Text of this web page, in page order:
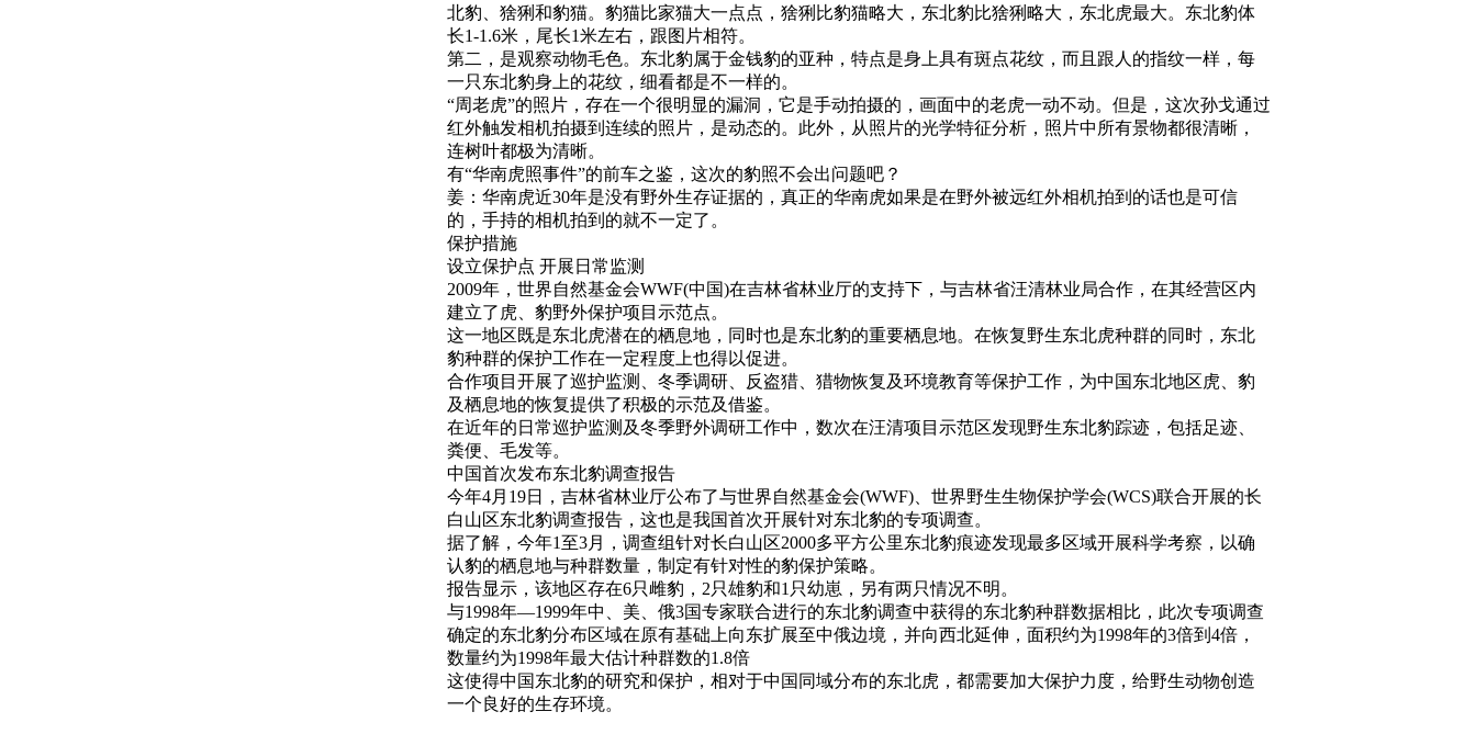
北豹、猞猁和豹猫。豹猫比家猫大一点点，猞猁比豹猫略大，东北豹比猞猁略大，东北虎最大。东北豹体
长1-1.6米，尾长1米左右，跟图片相符。
第二，是观察动物毛色。东北豹属于金钱豹的亚种，特点是身上具有斑点花纹，而且跟人的指纹一样，每
一只东北豹身上的花纹，细看都是不一样的。
“周老虎”的照片，存在一个很明显的漏洞，它是手动拍摄的，画面中的老虎一动不动。但是，这次孙戈通过
红外触发相机拍摄到连续的照片，是动态的。此外，从照片的光学特征分析，照片中所有景物都很清晰，
连树叶都极为清晰。
有“华南虎照事件”的前车之鉴，这次的豹照不会出问题吧？
姜：华南虎近30年是没有野外生存证据的，真正的华南虎如果是在野外被远红外相机拍到的话也是可信
的，手持的相机拍到的就不一定了。
保护措施
设立保护点 开展日常监测
2009年，世界自然基金会WWF(中国)在吉林省林业厅的支持下，与吉林省汪清林业局合作，在其经营区内
建立了虎、豹野外保护项目示范点。
这一地区既是东北虎潜在的栖息地，同时也是东北豹的重要栖息地。在恢复野生东北虎种群的同时，东北
豹种群的保护工作在一定程度上也得以促进。
合作项目开展了巡护监测、冬季调研、反盗猎、猎物恢复及环境教育等保护工作，为中国东北地区虎、豹
及栖息地的恢复提供了积极的示范及借鉴。
在近年的日常巡护监测及冬季野外调研工作中，数次在汪清项目示范区发现野生东北豹踪迹，包括足迹、
粪便、毛发等。
中国首次发布东北豹调查报告
今年4月19日，吉林省林业厅公布了与世界自然基金会(WWF)、世界野生生物保护学会(WCS)联合开展的长
白山区东北豹调查报告，这也是我国首次开展针对东北豹的专项调查。
据了解，今年1至3月，调查组针对长白山区2000多平方公里东北豹痕迹发现最多区域开展科学考察，以确
认豹的栖息地与种群数量，制定有针对性的豹保护策略。
报告显示，该地区存在6只雌豹，2只雄豹和1只幼崽，另有两只情况不明。
与1998年—1999年中、美、俄3国专家联合进行的东北豹调查中获得的东北豹种群数据相比，此次专项调查
确定的东北豹分布区域在原有基础上向东扩展至中俄边境，并向西北延伸，面积约为1998年的3倍到4倍，
数量约为1998年最大估计种群数的1.8倍
这使得中国东北豹的研究和保护，相对于中国同域分布的东北虎，都需要加大保护力度，给野生动物创造
一个良好的生存环境。